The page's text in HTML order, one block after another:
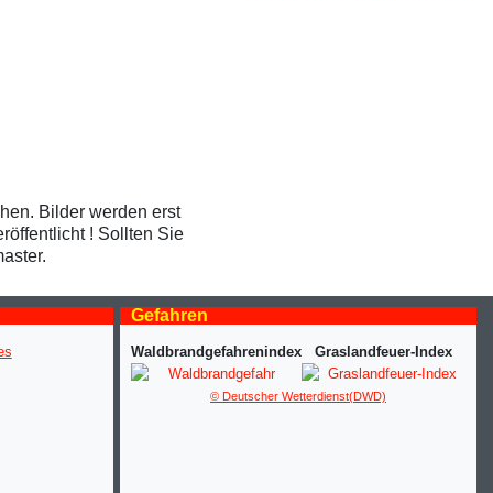
Bilder werden erst
! Sollten Sie
Gefahren
Waldbrandgefahrenindex Graslandfeuer-Index
© Deutscher Wetterdienst(DWD)